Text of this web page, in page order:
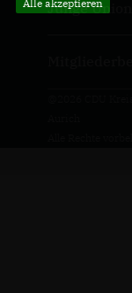
Junge Union
Alle akzeptieren